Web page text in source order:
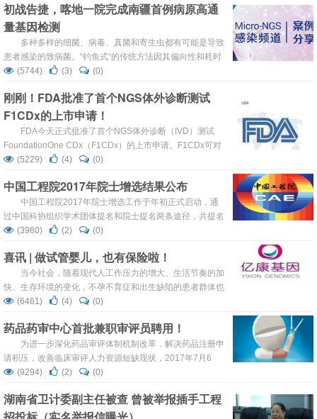
初战告捷，喀地一院完成南疆首例病原高通
量基因检测
多种多样的细菌、病毒、真菌和寄生虫都有可能是导致
患者感染的致病菌。“钓鱼式“的传统方法因其偏向性和耗时
性难以满足对疑难危重感染患者的溯因觅源，临床迫切需
菌“一网打尽“。 早鉴定，早治疗一直是临床在面对感染疾病
的期许，但疑难危重感染难鉴难查，迫使临床经验性使用抗
生素。而mNGS技术的发展，将叩开精准医学的大门，助力
临床疑难感染诊断
(5744) (3) (0)
刚刚！FDA批准了首个NGS体外诊断测试
F1CDx的上市申请！
FDA今天正式批准了首个NGS体外诊断（IVD）测试
FoundationOne CDx（F1CDx）的上市申请。F1CDx可对
324个基因的遗传变异进行准确检测，覆盖所有类型实体瘤
(5229) (4) (0)
中国工程院2017年院士增选结果公布
中国工程院2017年院士增选工作于年初正式启动，通
过中国科协组织学术团体提名和院士提名两条途径，共提名
了533名有效候选人。
(3980) (2) (0)
喜讯 | 做试管婴儿，也有保险啦！
当今社会，随着现代人工作压力的增大、生活节奏的加
快、生存环境的变化，不孕不育症和出生缺陷的患者群体也
在逐年增加， 许多饱受不孕和先天性遗传疾病困扰的家庭都
法，生育健康的宝宝。
(6461) (4) (0)
药品药审中心首批兼职审评员聘用！
为进一步深化药品审评体制机制改革，解决药品注册申
请积压，改善临床审评人力资源短缺现状，2017年7月6
日，药品审评中心在上海复旦大学附属肿瘤医院举行了首批
评员，药审中心副主任周思源同志、复旦大学附属肿瘤医院
副院长吴炅同志出席聘用仪式并讲话。
(9294) (2) (0)
湖南省卫计委副主任被查 曾被举报插手工程